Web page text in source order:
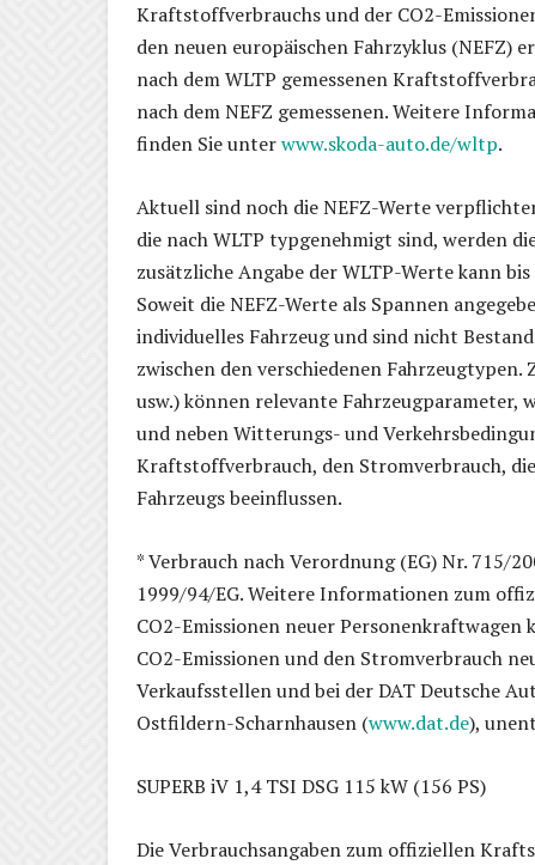
Kraftstoffverbrauchs und der CO2-
den neuen europäischen Fahrzyklus (NEFZ)
nach dem WLTP gemessenen
nach dem NEFZ gemessenen. Weitere
finden Sie unterwww.skoda-auto.de/wltp.
Aktuell sind noch die NEFZ-Werte
die nach WLTP typgenehmigt sind, werden
zusätzliche Angabe der WLTP-Werte kann
Soweit die NEFZ-Werte als Spannen
individuelles Fahrzeug und sind nicht
zwischen den verschiedenen
usw.) können relevante Fahrzeugparameter,
und neben Witterungs- und
Kraftstoffverbrauch, den Stromverbrauch,
Fahrzeugs beeinflussen.
* Verbrauch nach Verordnung (EG) Nr. 715/
1999/94/EG. Weitere Informationen zum
CO2-Emissionen neuer
CO2-Emissionen und den Stromverbrauch
Verkaufsstellen und bei der DAT Deutsche
Ostfildern-Scharnhausen (www.dat.de),
SUPERB iV 1,4 TSI DSG 115 kW (156 PS)
Die Verbrauchsangaben zum offiziellen